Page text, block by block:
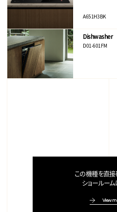
A651H3BK
Dishwasher
D01-601FM
この機種を直接
ショールーム
View